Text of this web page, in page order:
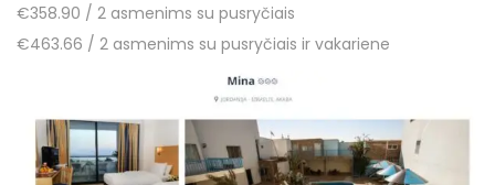
€358.90 / 2 asmenims su pusryčiais
€463.66 / 2 asmenims su pusryčiais ir vakariene